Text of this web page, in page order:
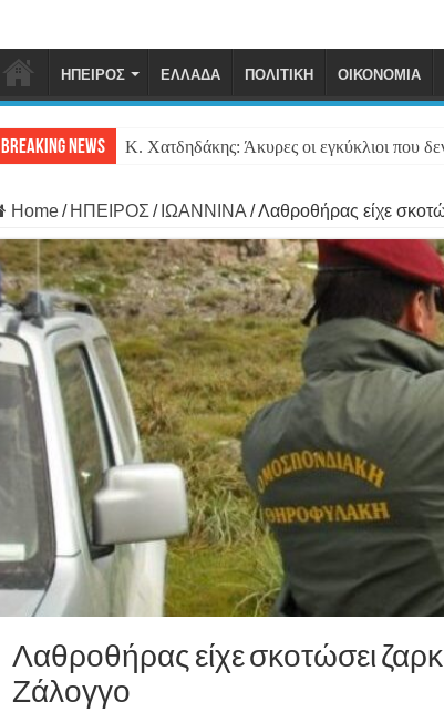
ΗΠΕΙΡΟΣ ΕΛΛΑΔΑ ΠΟΛΙΤΙΚΗ ΟΙΚΟΝΟΜΙΑ
Breaking News Κ. Χατδηδάκης: Άκυρες οι εγκύκλιοι που
Home/ ΗΠΕΙΡΟΣ / ΙΩΑΝΝΙΝΑ /Λαθροθήρας είχε
Λαθροθήρας είχε σκοτώσει
Ζάλογγο